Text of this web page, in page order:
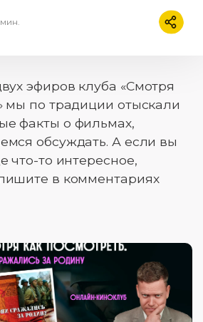
эфиров клуба «Смотря
мы по традиции отыскали
факты о фильмах,
обсуждать. А если вы
что-то интересное,
в комментариях